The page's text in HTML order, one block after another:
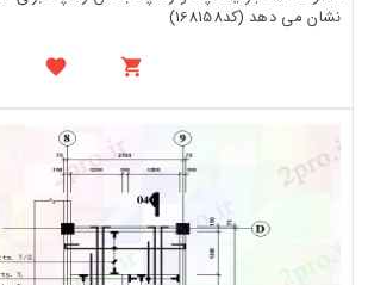
نشان می دهد (کد168158)